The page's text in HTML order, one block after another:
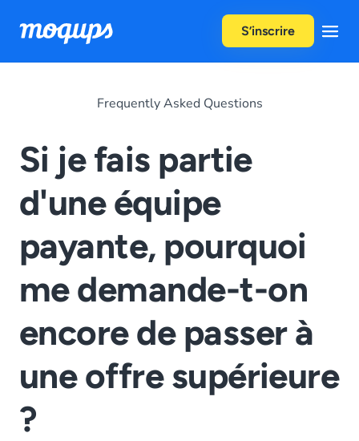
S’inscrire
Frequently Asked Questions
Si je fais partie
d'une équipe
payante, pourquoi
me demande-t-on
encore de passer à
une offre supérieure
?